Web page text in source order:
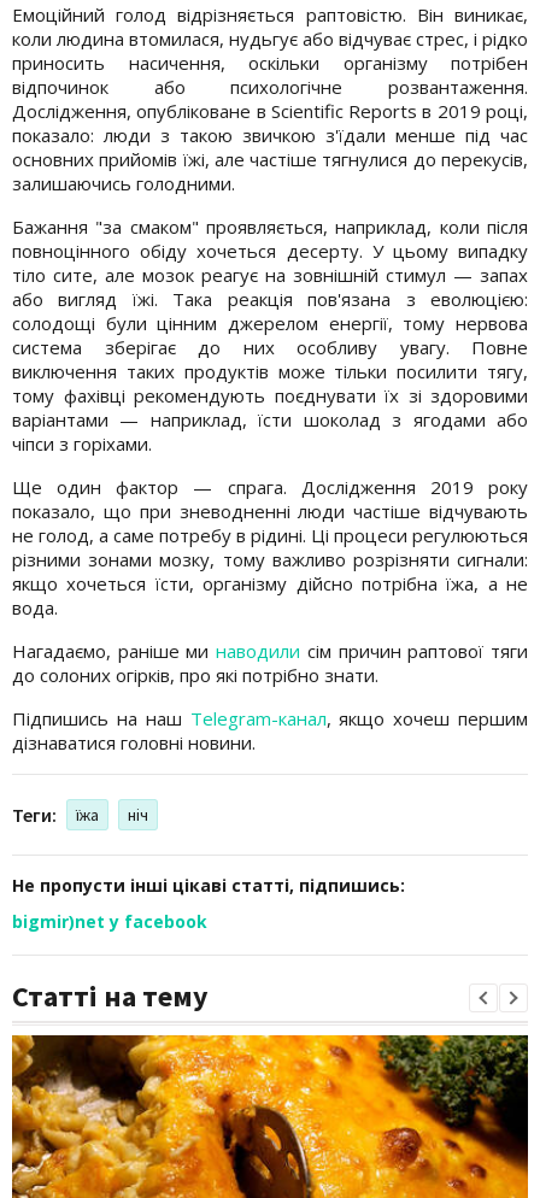
Емоційний голод відрізняється раптовістю. Він виникає,
коли людина втомилася, нудьгує або відчуває стрес, і рідко
приносить насичення, оскільки організму потрібен
відпочинок або психологічне розвантаження.
Дослідження, опубліковане в Scientific Reports в 2019 році,
показало: люди з такою звичкою з'їдали менше під час
основних прийомів їжі, але частіше тягнулися до перекусів,
залишаючись голодними.
Бажання "за смаком" проявляється, наприклад, коли після
повноцінного обіду хочеться десерту. У цьому випадку
тіло сите, але мозок реагує на зовнішній стимул — запах
або вигляд їжі. Така реакція пов'язана з еволюцією:
солодощі були цінним джерелом енергії, тому нервова
система зберігає до них особливу увагу. Повне
виключення таких продуктів може тільки посилити тягу,
тому фахівці рекомендують поєднувати їх зі здоровими
варіантами — наприклад, їсти шоколад з ягодами або
чіпси з горіхами.
Ще один фактор — спрага. Дослідження 2019 року
показало, що при зневодненні люди частіше відчувають
не голод, а саме потребу в рідині. Ці процеси регулюються
різними зонами мозку, тому важливо розрізняти сигнали:
якщо хочеться їсти, організму дійсно потрібна їжа, а не
вода.
Нагадаємо, раніше минаводили сім причин раптової тяги
до солоних огірків, про які потрібно знати.
Підпишись на наш Telegram-канал, якщо хочеш першим
дізнаватися головні новини.
Теги: їжа ніч
Не пропусти інші цікаві статті, підпишись:
bigmir)net у facebook
Статті на тему